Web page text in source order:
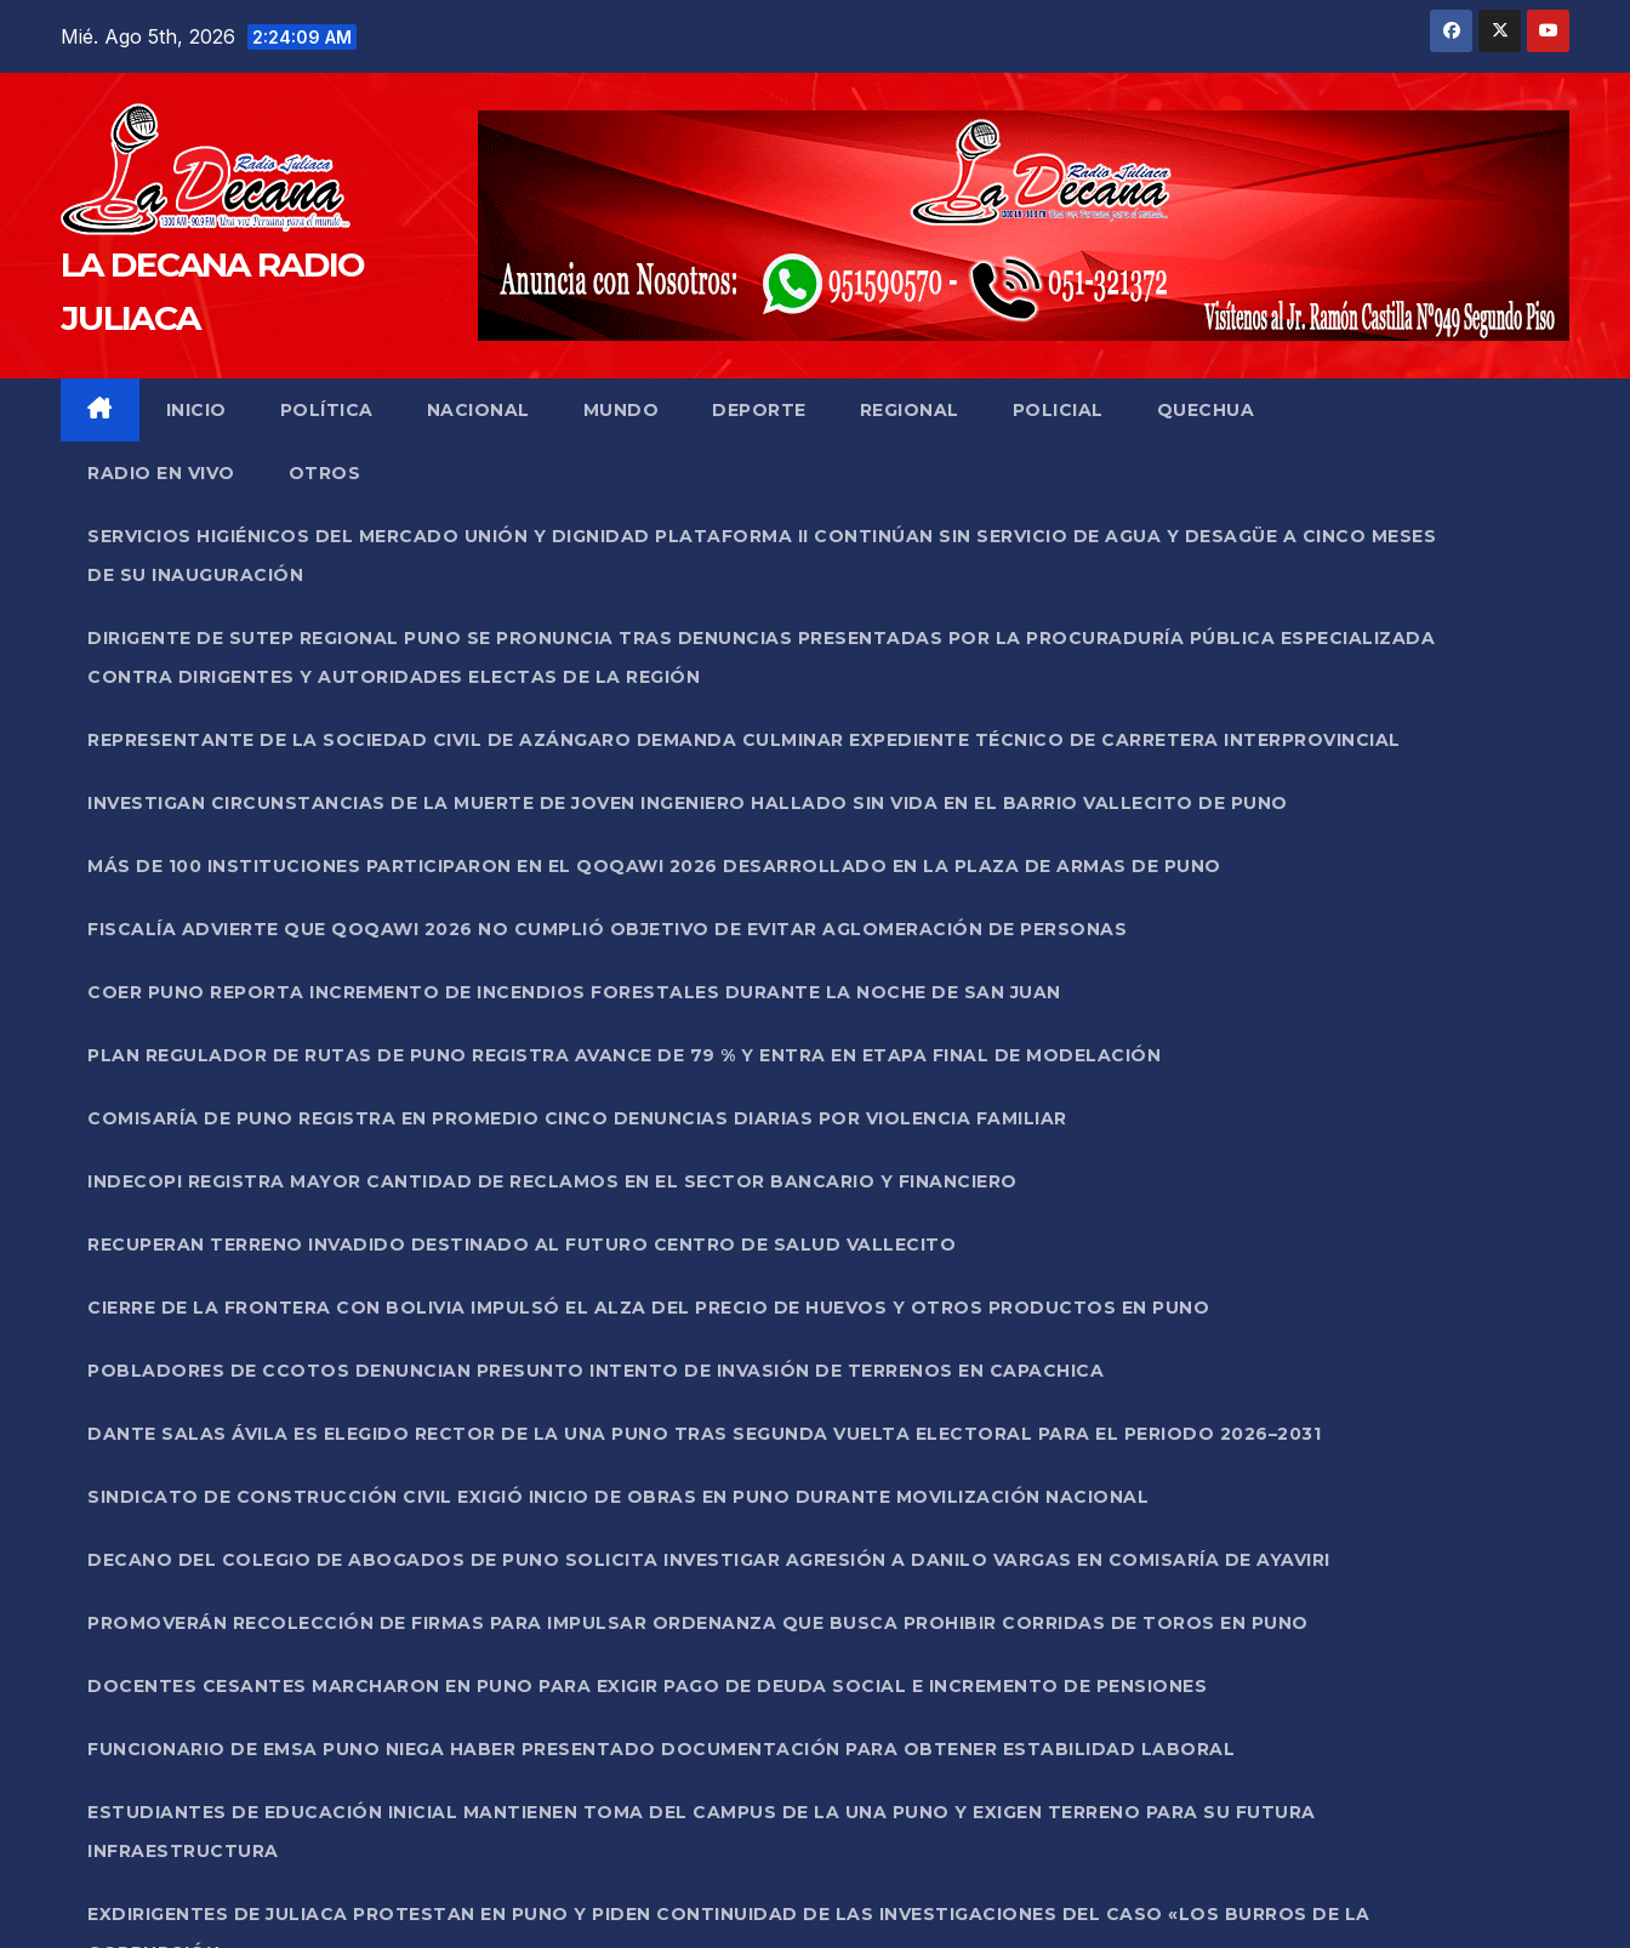
Mié. Ago 5th, 2026 2:24:11 AM
LA DECANA RADIO
JULIACA
INICIO POLÍTICA NACIONAL MUNDO DEPORTE REGIONAL POLICIAL QUECHUA
RADIO EN VIVO OTROS
SERVICIOS HIGIÉNICOS DEL MERCADO UNIÓN Y DIGNIDAD PLATAFORMA II CONTINÚAN SIN SERVICIO DE AGUA Y DESAGÜE A CINCO MESES
DE SU INAUGURACIÓN
DIRIGENTE DE SUTEP REGIONAL PUNO SE PRONUNCIA TRAS DENUNCIAS PRESENTADAS POR LA PROCURADURÍA PÚBLICA ESPECIALIZADA
CONTRA DIRIGENTES Y AUTORIDADES ELECTAS DE LA REGIÓN
REPRESENTANTE DE LA SOCIEDAD CIVIL DE AZÁNGARO DEMANDA CULMINAR EXPEDIENTE TÉCNICO DE CARRETERA INTERPROVINCIAL
INVESTIGAN CIRCUNSTANCIAS DE LA MUERTE DE JOVEN INGENIERO HALLADO SIN VIDA EN EL BARRIO VALLECITO DE PUNO
MÁS DE 100 INSTITUCIONES PARTICIPARON EN EL QOQAWI 2026 DESARROLLADO EN LA PLAZA DE ARMAS DE PUNO
FISCALÍA ADVIERTE QUE QOQAWI 2026 NO CUMPLIÓ OBJETIVO DE EVITAR AGLOMERACIÓN DE PERSONAS
COER PUNO REPORTA INCREMENTO DE INCENDIOS FORESTALES DURANTE LA NOCHE DE SAN JUAN
PLAN REGULADOR DE RUTAS DE PUNO REGISTRA AVANCE DE 79 % Y ENTRA EN ETAPA FINAL DE MODELACIÓN
COMISARÍA DE PUNO REGISTRA EN PROMEDIO CINCO DENUNCIAS DIARIAS POR VIOLENCIA FAMILIAR
INDECOPI REGISTRA MAYOR CANTIDAD DE RECLAMOS EN EL SECTOR BANCARIO Y FINANCIERO
RECUPERAN TERRENO INVADIDO DESTINADO AL FUTURO CENTRO DE SALUD VALLECITO
CIERRE DE LA FRONTERA CON BOLIVIA IMPULSÓ EL ALZA DEL PRECIO DE HUEVOS Y OTROS PRODUCTOS EN PUNO
POBLADORES DE CCOTOS DENUNCIAN PRESUNTO INTENTO DE INVASIÓN DE TERRENOS EN CAPACHICA
DANTE SALAS ÁVILA ES ELEGIDO RECTOR DE LA UNA PUNO TRAS SEGUNDA VUELTA ELECTORAL PARA EL PERIODO 2026–2031
SINDICATO DE CONSTRUCCIÓN CIVIL EXIGIÓ INICIO DE OBRAS EN PUNO DURANTE MOVILIZACIÓN NACIONAL
DECANO DEL COLEGIO DE ABOGADOS DE PUNO SOLICITA INVESTIGAR AGRESIÓN A DANILO VARGAS EN COMISARÍA DE AYAVIRI
PROMOVERÁN RECOLECCIÓN DE FIRMAS PARA IMPULSAR ORDENANZA QUE BUSCA PROHIBIR CORRIDAS DE TOROS EN PUNO
DOCENTES CESANTES MARCHARON EN PUNO PARA EXIGIR PAGO DE DEUDA SOCIAL E INCREMENTO DE PENSIONES
FUNCIONARIO DE EMSA PUNO NIEGA HABER PRESENTADO DOCUMENTACIÓN PARA OBTENER ESTABILIDAD LABORAL
ESTUDIANTES DE EDUCACIÓN INICIAL MANTIENEN TOMA DEL CAMPUS DE LA UNA PUNO Y EXIGEN TERRENO PARA SU FUTURA
INFRAESTRUCTURA
EXDIRIGENTES DE JULIACA PROTESTAN EN PUNO Y PIDEN CONTINUIDAD DE LAS INVESTIGACIONES DEL CASO «LOS BURROS DE LA